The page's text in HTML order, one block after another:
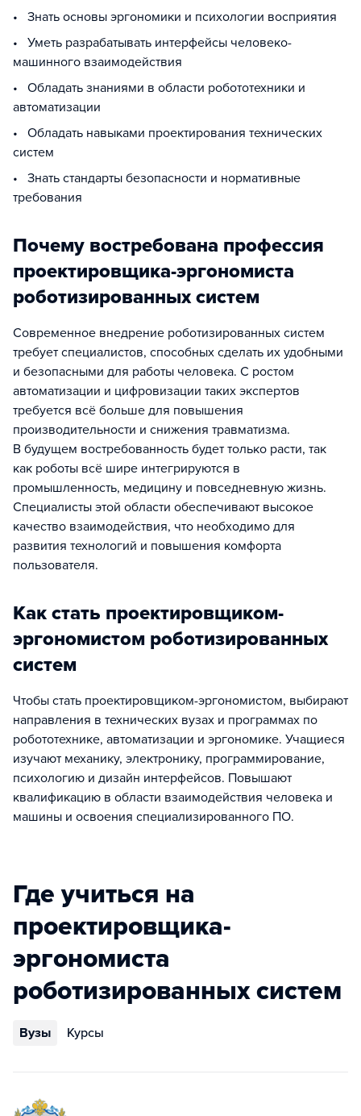
• Знать основы эргономики и психологии восприятия
• Уметь разрабатывать интерфейсы человеко-
машинного взаимодействия
• Обладать знаниями в области робототехники и
автоматизации
• Обладать навыками проектирования технических
систем
• Знать стандарты безопасности и нормативные
требования
Почему востребована профессия
проектировщика-эргономиста
роботизированных систем
Современное внедрение роботизированных систем
требует специалистов, способных сделать их удобными
и безопасными для работы человека. С ростом
автоматизации и цифровизации таких экспертов
требуется всё больше для повышения
производительности и снижения травматизма.
В будущем востребованность будет только расти, так
как роботы всё шире интегрируются в
промышленность, медицину и повседневную жизнь.
Специалисты этой области обеспечивают высокое
качество взаимодействия, что необходимо для
развития технологий и повышения комфорта
пользователя.
Как стать проектировщиком-
эргономистом роботизированных
систем
Чтобы стать проектировщиком-эргономистом, выбирают
направления в технических вузах и программах по
робототехнике, автоматизации и эргономике. Учащиеся
изучают механику, электронику, программирование,
психологию и дизайн интерфейсов. Повышают
квалификацию в области взаимодействия человека и
машины и освоения специализированного ПО.
Где учиться на
проектировщика-
эргономиста
роботизированных систем
Вузы Курсы